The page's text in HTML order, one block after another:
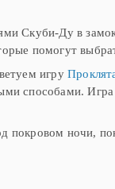
Скуби-Ду в
помогут
игру
способами.
покровом ночи,